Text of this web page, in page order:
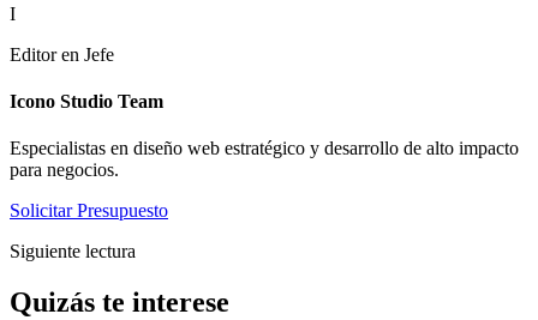
I
Editor en Jefe
Icono Studio Team
Especialistas en diseño web estratégico y desarrollo de alto impacto
para negocios.
Solicitar Presupuesto
Siguiente lectura
Quizás te interese